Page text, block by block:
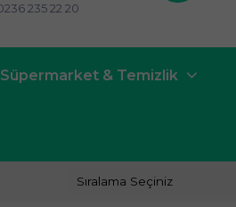
235 22 20
Süpermarket & Temizlik